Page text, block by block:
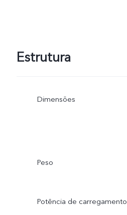
Estrutura
Dimensões
Peso
Potência de carregamento